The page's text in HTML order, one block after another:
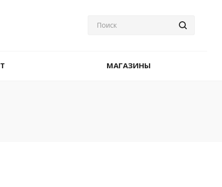
МАГАЗИНЫ